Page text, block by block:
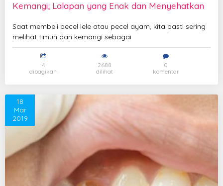
Kemangi; Lalapan yang Enak dan Menyehatkan
Saat membeli pecel lele atau pecel ayam, kita pasti sering
melihat timun dan kemangi sebagai
4
dibagikan
2688
dilihat
0
komentar
18
Mar
2019